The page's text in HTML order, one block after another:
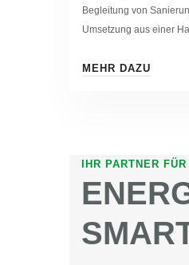
Begleitung von
Umsetzung aus einer
MEHR DAZU
IHR PARTNER FÜR